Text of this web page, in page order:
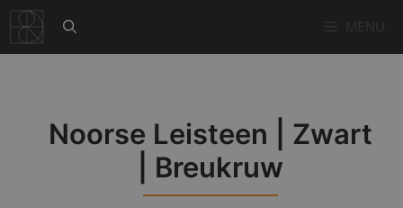
naar
de
Noorse Leisteen | Zwart
| Breukruw